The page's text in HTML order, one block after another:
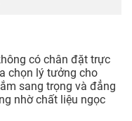
có chân đặt trực
chọn lý tưởng cho
sang trọng và đẳng
nhờ chất liệu ngọc